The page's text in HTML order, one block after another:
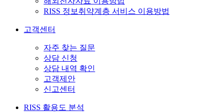
RISS 정보취약계층 서비스 이용방법
고객센터
자주 찾는 질문
상담 신청
상담 내역 확인
고객제안
신고센터
RISS 활용도 분석